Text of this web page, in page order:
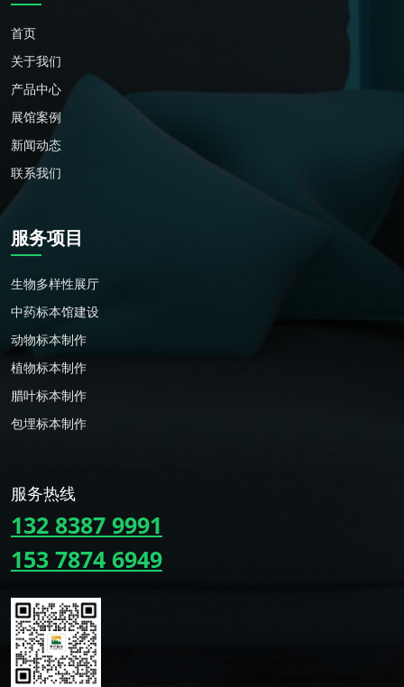
首页
关于我们
产品中心
展馆案例
新闻动态
联系我们
服务项目
生物多样性展厅
中药标本馆建设
动物标本制作
植物标本制作
腊叶标本制作
包埋标本制作
服务热线
132 8387 9991
153 7874 6949